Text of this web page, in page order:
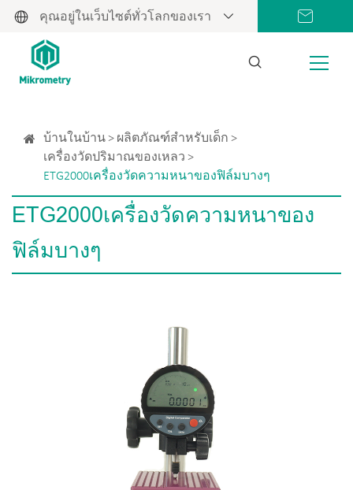
คุณอยู่ในเว็บไซต์ทั่วโลกของเรา
บ้านในบ้าน
ผลิตภัณฑ์สำหรับเด็ก
เครื่องวัดปริมาณของเหลว
ETG2000เครื่องวัดความหนาของฟิล์มบางๆ
ETG2000เครื่องวัดความหนาของ
ฟิล์มบางๆ